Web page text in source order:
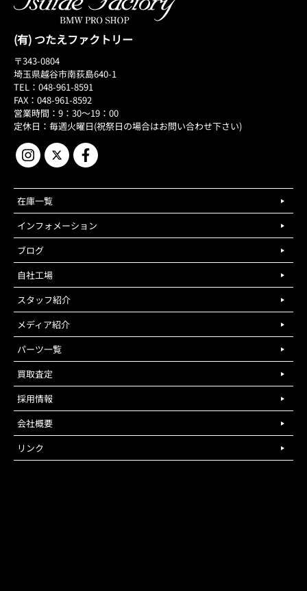
(有) つたえファクトリー
〒343-0804
埼玉県越谷市南荻島640-1
TEL：048-961-8591
FAX：048-961-8592
営業時間：9：30～19：00
定休日：毎週火曜日(祝祭日の場合はお問い合わせ下さい)
在庫一覧
インフォメーション
ブログ
自社工場
スタッフ紹介
メディア紹介
パーツ一覧
買取査定
採用情報
会社概要
リンク